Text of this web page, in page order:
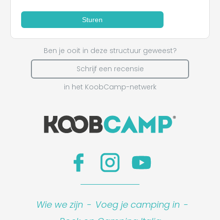
Sturen
Ben je ooit in deze structuur geweest?
Schrijf een recensie
in het KoobCamp-netwerk
Wie we zijn - Voeg je camping in -